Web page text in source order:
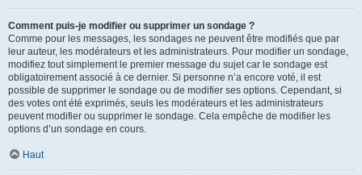
Comment puis-je modifier ou supprimer un sondage ?
Comme pour les messages, les sondages ne peuvent être modifiés que par
leur auteur, les modérateurs et les administrateurs. Pour modifier un sondage,
modifiez tout simplement le premier message du sujet car le sondage est
obligatoirement associé à ce dernier. Si personne n’a encore voté, il est
possible de supprimer le sondage ou de modifier ses options. Cependant, si
des votes ont été exprimés, seuls les modérateurs et les administrateurs
peuvent modifier ou supprimer le sondage. Cela empêche de modifier les
options d’un sondage en cours.
Haut